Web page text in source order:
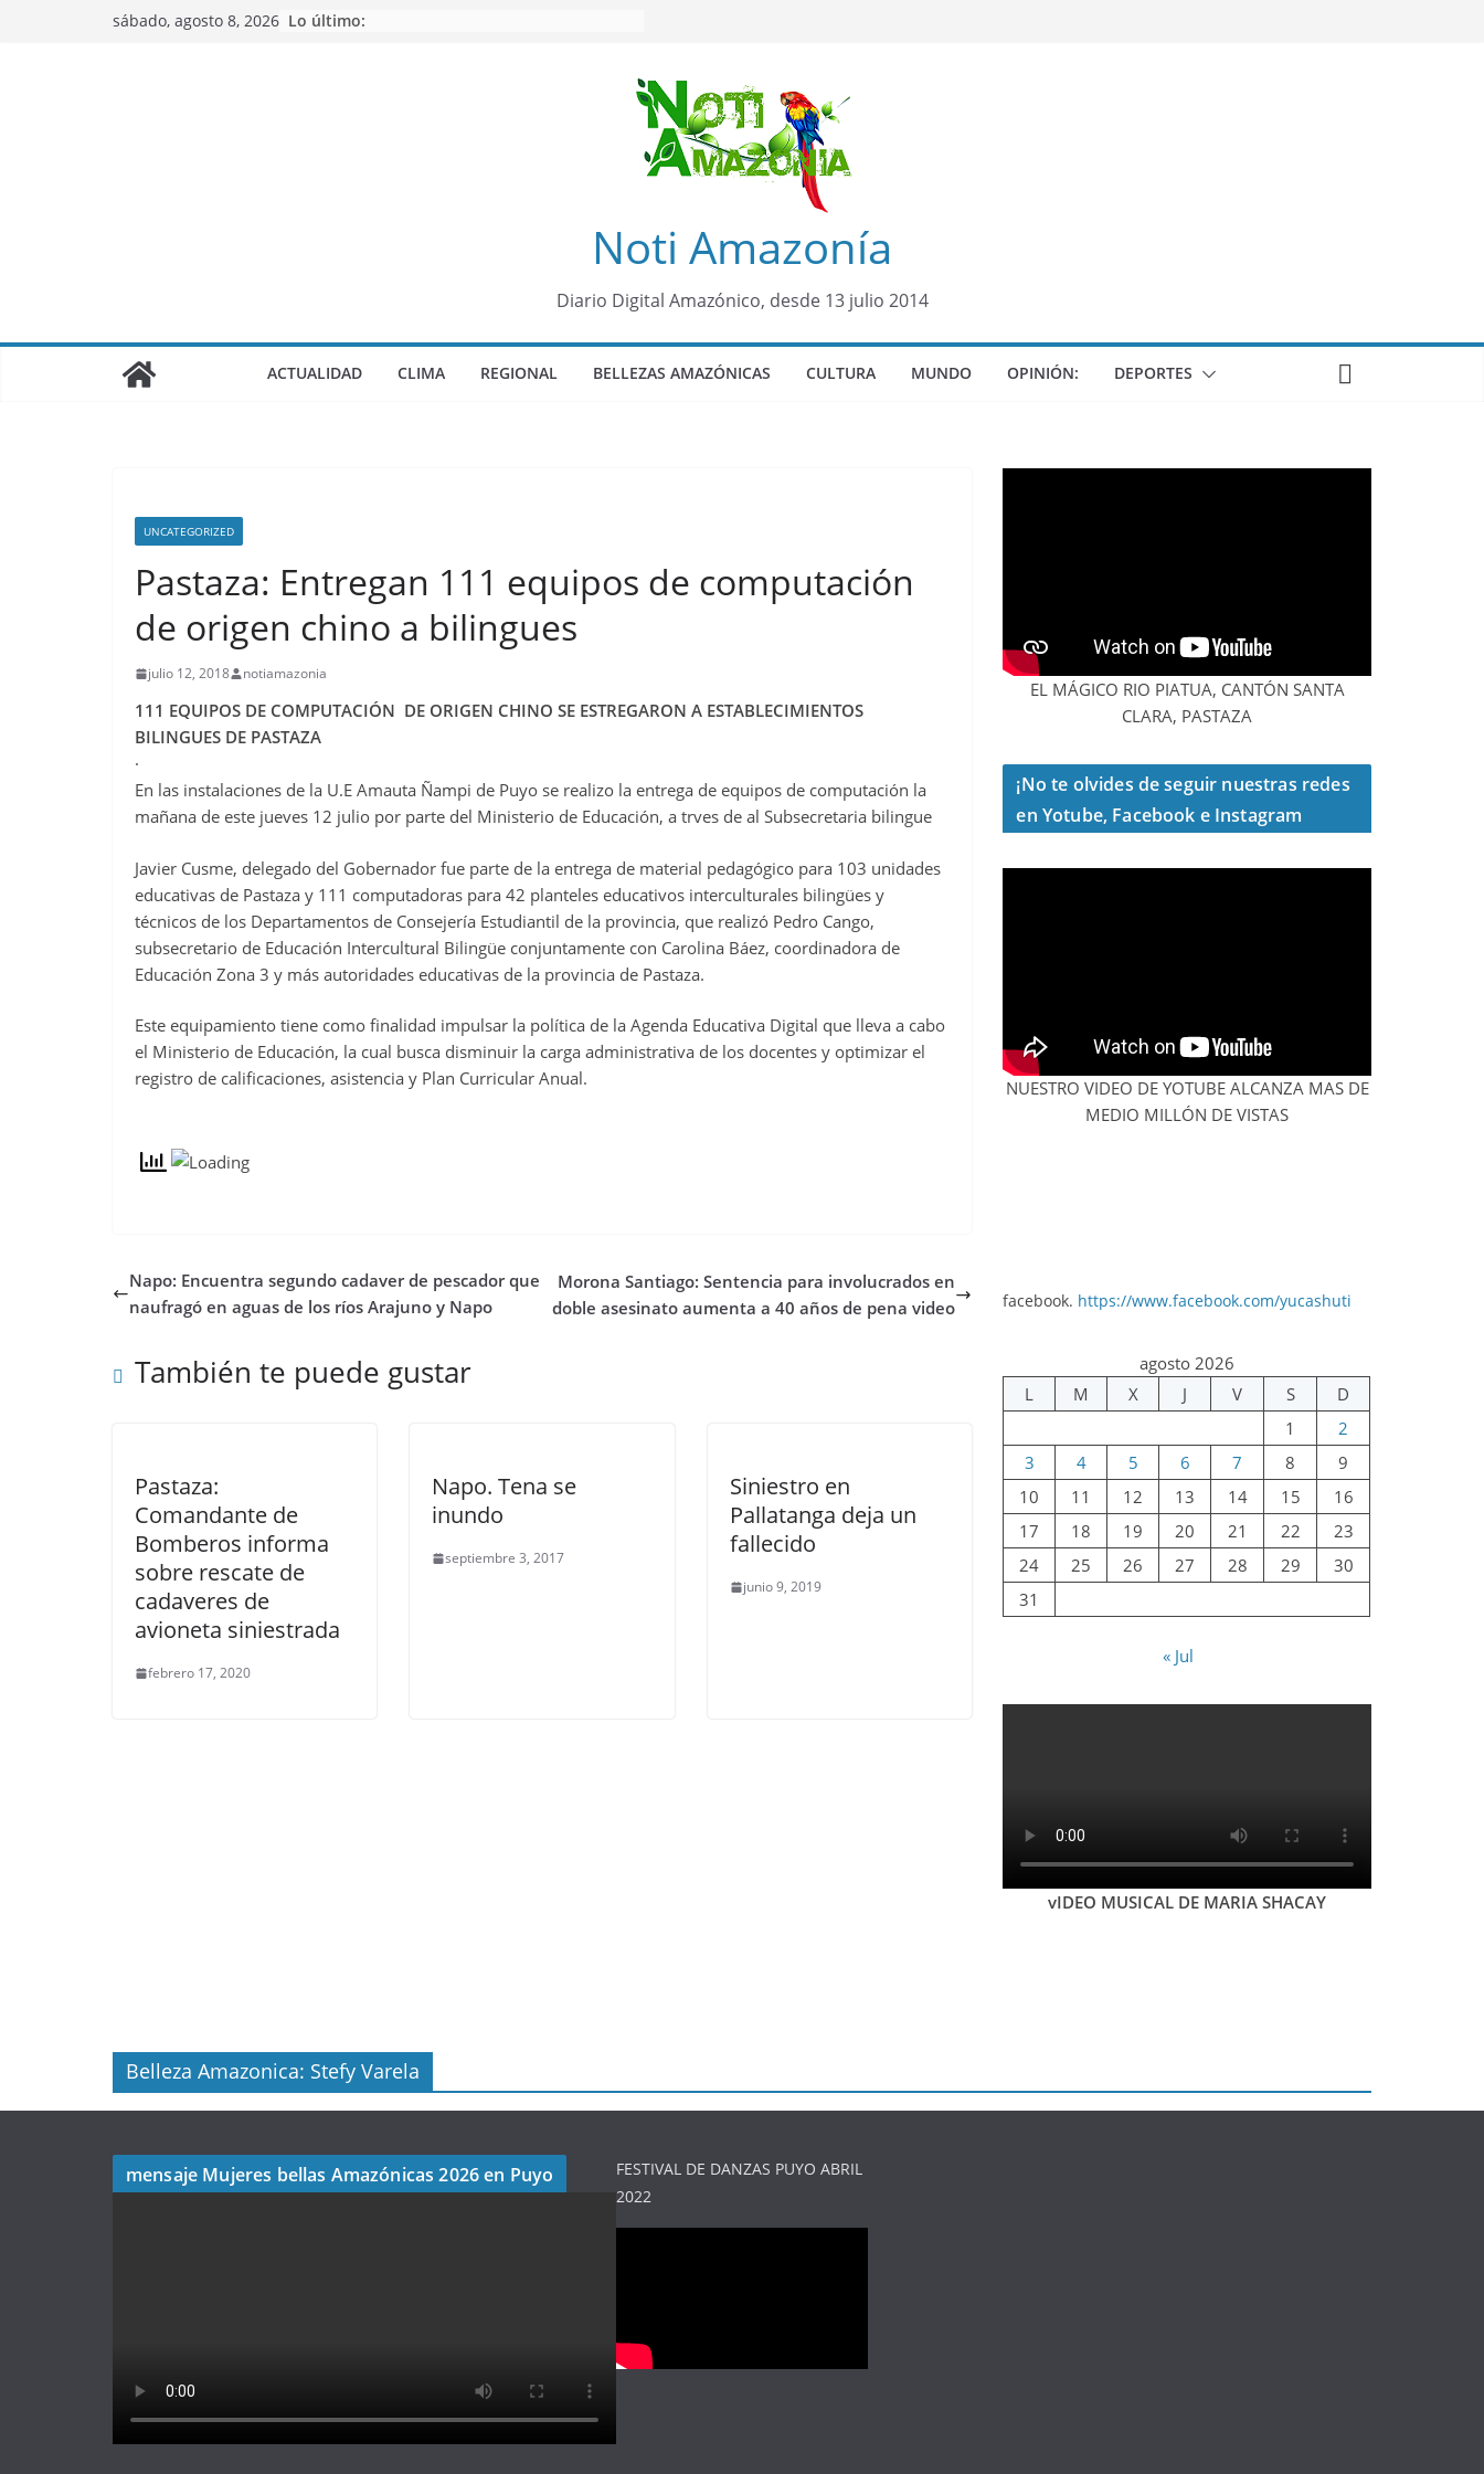
sábado, agosto 8, 2026 Lo último:
Noti Amazonía
Diario Digital Amazónico, desde 13 julio 2014
ACTUALIDAD CLIMA REGIONAL BELLEZAS AMAZÓNICAS CULTURA MUNDO OPINIÓN: DEPORTES
UNCATEGORIZED
Pastaza: Entregan 111 equipos de computación
de origen chino a bilingues
julio 12, 2018 notiamazonia
111 EQUIPOS DE COMPUTACIÓN DE ORIGEN CHINO SE ESTREGARON A ESTABLECIMIENTOS
BILINGUES DE PASTAZA
·
En las instalaciones de la U.E Amauta Ñampi de Puyo se realizo la entrega de equipos de computación la
mañana de este jueves 12 julio por parte del Ministerio de Educación, a trves de al Subsecretaria bilingue
Javier Cusme, delegado del Gobernador fue parte de la entrega de material pedagógico para 103 unidades
educativas de Pastaza y 111 computadoras para 42 planteles educativos interculturales bilingües y
técnicos de los Departamentos de Consejería Estudiantil de la provincia, que realizó Pedro Cango,
subsecretario de Educación Intercultural Bilingüe conjuntamente con Carolina Báez, coordinadora de
Educación Zona 3 y más autoridades educativas de la provincia de Pastaza.
Este equipamiento tiene como finalidad impulsar la política de la Agenda Educativa Digital que lleva a cabo
el Ministerio de Educación, la cual busca disminuir la carga administrativa de los docentes y optimizar el
registro de calificaciones, asistencia y Plan Curricular Anual.
Napo: Encuentra segundo cadaver de pescador que
naufragó en aguas de los ríos Arajuno y Napo
Morona Santiago: Sentencia para involucrados en
doble asesinato aumenta a 40 años de pena video
También te puede gustar
Pastaza:
Comandante de
Bomberos informa
sobre rescate de
cadaveres de
avioneta siniestrada
febrero 17, 2020
Napo. Tena se
inundo
septiembre 3, 2017
Siniestro en
Pallatanga deja un
fallecido
junio 9, 2019
EL MÁGICO RIO PIATUA, CANTÓN SANTA
CLARA, PASTAZA
¡No te olvides de seguir nuestras redes
en Yotube, Facebook e Instagram
NUESTRO VIDEO DE YOTUBE ALCANZA MAS DE
MEDIO MILLÓN DE VISTAS
facebook. https://www.facebook.com/yucashuti
agosto 2026
L
M X J V S
D
1
2
3
4 5 6 7 8
9
10
11 12 13 14 15
16
17
18 19 20 21 22
23
24
25 26 27 28 29
30
31
« Jul
vIDEO MUSICAL DE MARIA SHACAY
Belleza Amazonica: Stefy Varela
mensaje Mujeres bellas Amazónicas 2026 en Puyo
FESTIVAL DE DANZAS PUYO ABRIL
2022